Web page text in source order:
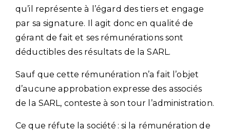
qu’il représente à l’égard des tiers et engage
par sa signature. Il agit donc en qualité de
gérant de fait et ses rémunérations sont
déductibles des résultats de la SARL.
Sauf que cette rémunération n’a fait l’objet
d’aucune approbation expresse des associés
de la SARL, conteste à son tour l’administration.
Ce que réfute la société : si la rémunération de